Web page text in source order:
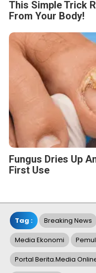
This Simple Trick
From Your Body!
Fungus Dries Up
First Use
Tag : Breaking News
Media Ekonomi
Portal Berita.media